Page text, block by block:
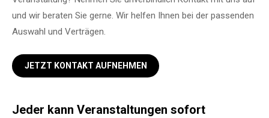
und wir beraten Sie gerne. Wir helfen Ihnen bei der passenden
Auswahl und Verträgen.
JETZT KONTAKT AUFNEHMEN
Jeder kann Veranstaltungen sofort